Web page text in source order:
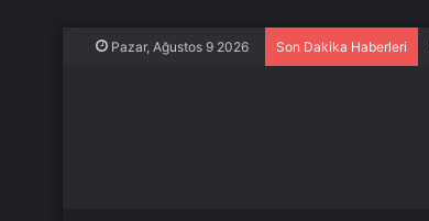
Pazar, Ağustos 9 2026 Son Dakika Haberleri